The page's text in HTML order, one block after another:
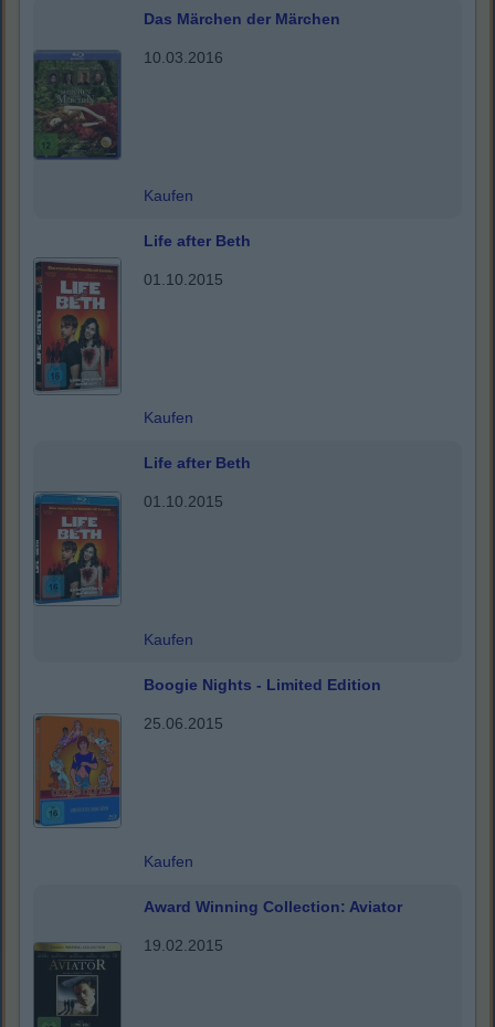
Das Märchen der Märchen
10.03.2016
Kaufen
Life after Beth
01.10.2015
Kaufen
Life after Beth
01.10.2015
Kaufen
Boogie Nights - Limited Edition
25.06.2015
Kaufen
Award Winning Collection: Aviator
19.02.2015